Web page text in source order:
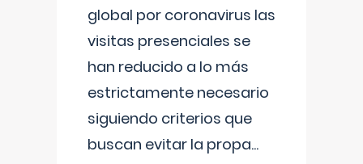
global por coronavirus las
visitas presenciales se
han reducido a lo más
estrictamente necesario
siguiendo criterios que
buscan evitar la propa...